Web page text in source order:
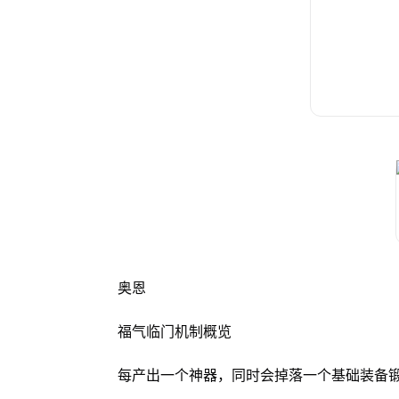
奥恩
福气临门机制概览
每产出一个神器，同时会掉落一个基础装备